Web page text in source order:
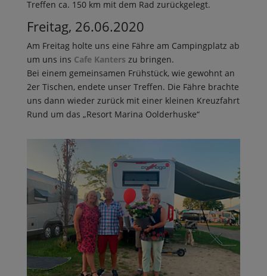
Treffen ca. 150 km mit dem Rad zurückgelegt.
Freitag, 26.06.2020
Am Freitag holte uns eine Fähre am Campingplatz ab
um uns ins Cafe Kanters zu bringen.
Bei einem gemeinsamen Frühstück, wie gewohnt an
2er Tischen, endete unser Treffen. Die Fähre brachte
uns dann wieder zurück mit einer kleinen Kreuzfahrt
Rund um das „Resort Marina Oolderhuske“